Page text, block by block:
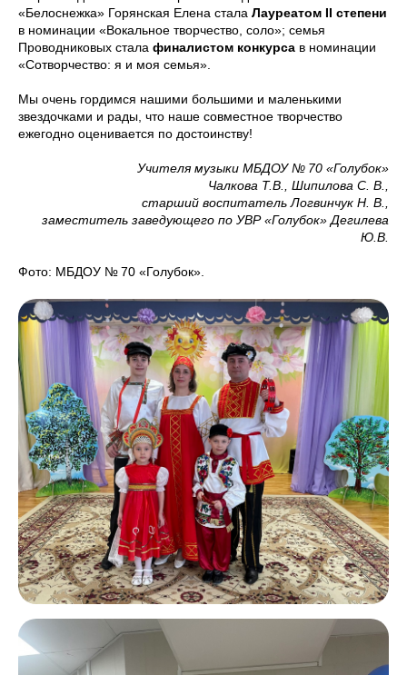
«Белоснежка» Горянская Елена стала Лауреатом II степени
в номинации «Вокальное творчество, соло»; семья
Проводниковых стала финалистом конкурса в номинации
«Сотворчество: я и моя семья».
Мы очень гордимся нашими большими и маленькими
звездочками и рады, что наше совместное творчество
ежегодно оценивается по достоинству!
Учителя музыки МБДОУ № 70 «Голубок»
Чалкова Т.В., Шипилова С. В.,
старший воспитатель Логвинчук Н. В.,
заместитель заведующего по УВР «Голубок» Дегилева
Ю.В.
Фото: МБДОУ № 70 «Голубок».